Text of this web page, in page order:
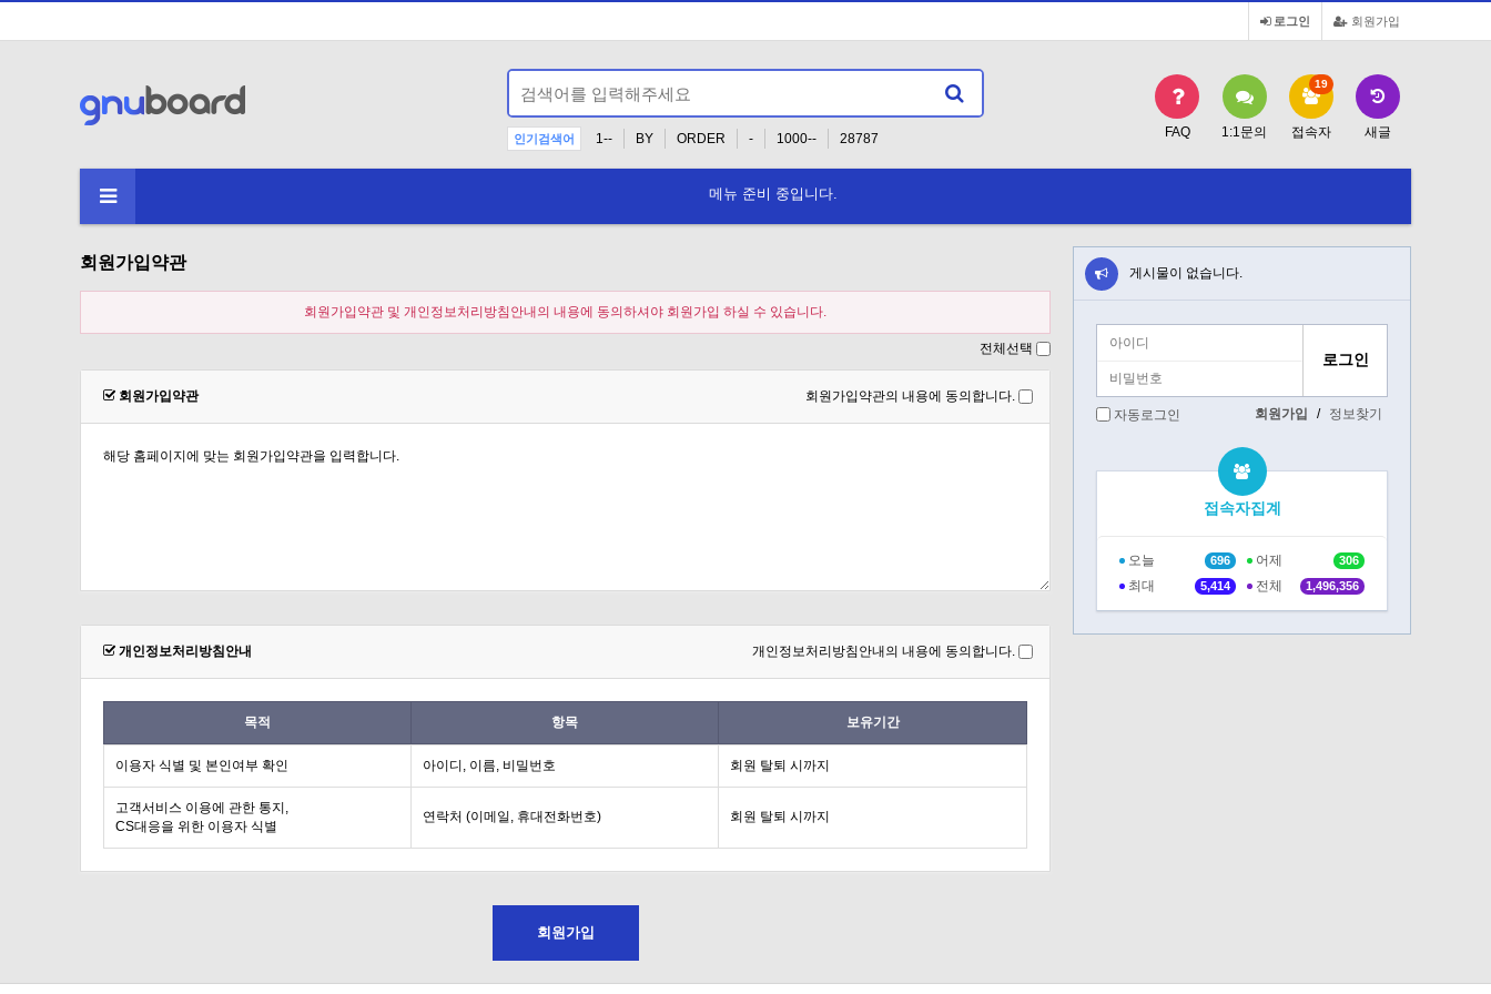
회원가입
로그인
인기검색어 1-- BY ORDER - 1000--
28787
FAQ 1:1문의 접속자
19
새글
메뉴 준비 중입니다.
회원가입약관
회원가입약관 및 개인정보처리방침안내의 내용에 동의하셔야 회원가입 하실 수 있습니다.
전체선택
회원가입약관 회원가입약관의 내용에 동의합니다.
개인정보처리방침안내
목적 항목 보유기간
이용자 식별 및 본인여부 확인 아이디, 이름, 비밀번호 회원 탈퇴 시까지
고객서비스 이용에 관한 통지,
CS대응을 위한 이용자 식별
연락처 (이메일, 휴대전화번호) 회원 탈퇴 시까지
개인정보처리방침안내의 내용에 동의합니다.
게시물이 없습니다.
자동로그인 회원가입 / 정보찾기
접속자집계
오늘 696 어제 306
최대 5,414 전체 1,496,356